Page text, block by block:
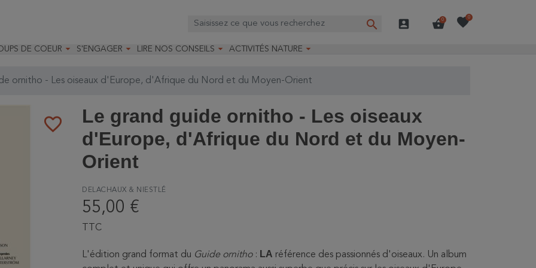
search account_box shopping_basket
0 favorite0
DE COEUR  S'ENGAGER 
Faire un legs
LIRE NOS CONSEILS 
Installer un abreuvoir
ACTIVITÉS NATURE 
Formations longues
ornitho - Les oiseaux d'Europe, d'Afrique du Nord et du Moyen-Orient
favorite_border
Le grand guide ornitho - Les oiseaux
d'Europe, d'Afrique du Nord et du Moyen-
Orient
DELACHAUX & NIESTLÉ
55,00 €
TTC
L'édition grand format du Guide ornitho: LA référence des passionnés d'oiseaux. Un album